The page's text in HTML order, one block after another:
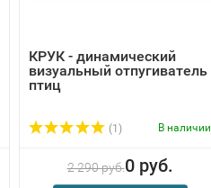
КРУК - динамический
визуальный отпугиватель
птиц
(1) В наличии
2 290 руб.0 руб.